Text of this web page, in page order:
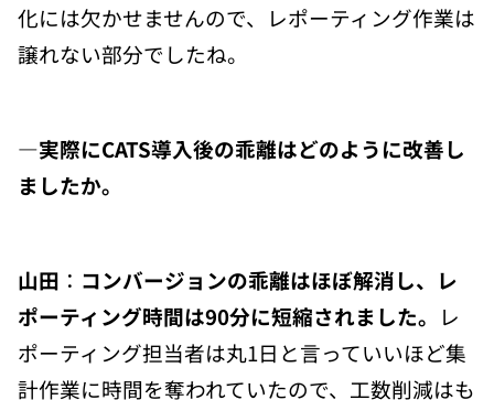
化には欠かせませんので、レポーティング作業は
譲れない部分でしたね。
―実際にCATS導入後の乖離はどのように改善し
ましたか。
山田 ： コンバージョンの乖離はほぼ解消し、レ
ポーティング時間は90分に短縮されました。 レ
ポーティング担当者は丸1日と言っていいほど集
計作業に時間を奪われていたので、工数削減はも